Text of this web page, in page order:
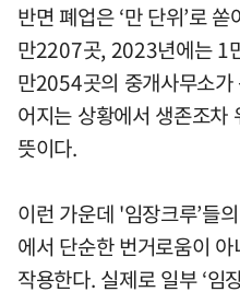
반면 폐업은 ‘만 단위’로
만2207곳, 2023년에는 1
만2054곳의 중개사무소
어지는 상황에서 생존조차
뜻이다.
이런 가운데 '임장크루’들
에서 단순한 번거로움이
작용한다. 실제로 일부 ‘임